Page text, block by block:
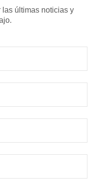
las últimas noticias y